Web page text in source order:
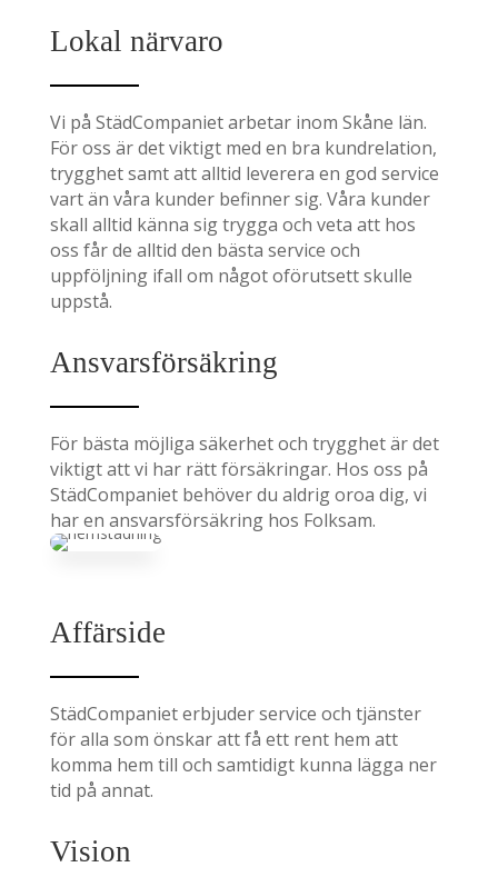
Lokal närvaro
Vi på StädCompaniet arbetar inom Skåne län.
För oss är det viktigt med en bra kundrelation,
trygghet samt att alltid leverera en god service
vart än våra kunder befinner sig. Våra kunder
skall alltid känna sig trygga och veta att hos
oss får de alltid den bästa service och
uppföljning ifall om något oförutsett skulle
uppstå.
Ansvarsförsäkring
För bästa möjliga säkerhet och trygghet är det
viktigt att vi har rätt försäkringar. Hos oss på
StädCompaniet behöver du aldrig oroa dig, vi
har en ansvarsförsäkring hos Folksam.
Affärside
StädCompaniet erbjuder service och tjänster
för alla som önskar att få ett rent hem att
komma hem till och samtidigt kunna lägga ner
tid på annat.
Vision